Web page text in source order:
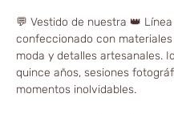
💬 Vestido de nuestra 👑
confeccionado con
moda y detalles artesanales.
quince años, sesiones
momentos inolvidables.